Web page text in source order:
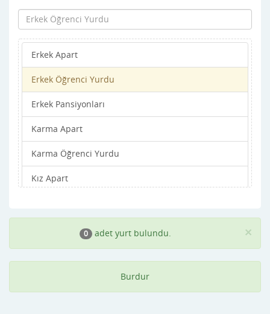
Tefenni
Yeşilova
Erkek Apart
Erkek Öğrenci Yurdu
Erkek Pansiyonları
Karma Apart
Karma Öğrenci Yurdu
Kız Apart
Kız Pansiyonları ×
0 adet yurt bulundu.
Burdur